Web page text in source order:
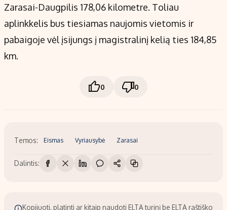
Zarasai-Daugpilis 178,06 kilometre. Toliau
aplinkkelis bus tiesiamas naujomis vietomis ir
pabaigoje vėl įsijungs į magistralinį kelią ties 184,85
km.
0 0
Temos: Eismas Vyriausybė Zarasai
Dalintis:
Kopijuoti, platinti ar kitaip naudoti ELTA turinį be ELTA raštiško